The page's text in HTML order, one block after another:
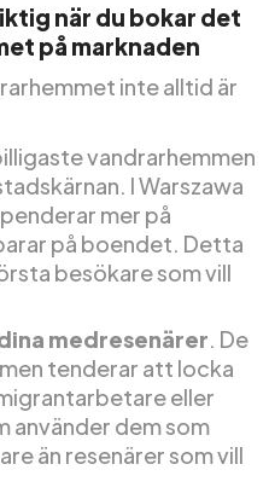
när du bokar det
på marknaden
inte alltid är
vandrarhemmen
I Warszawa
mer på
på boendet. Detta
besökare som vill
medresenärer. De
tenderar att locka
eller
använder dem som
än resenärer som vill